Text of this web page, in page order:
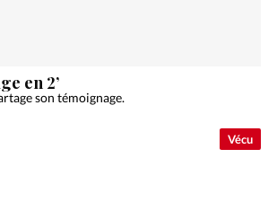
Vécu
en 2’
son témoignage.